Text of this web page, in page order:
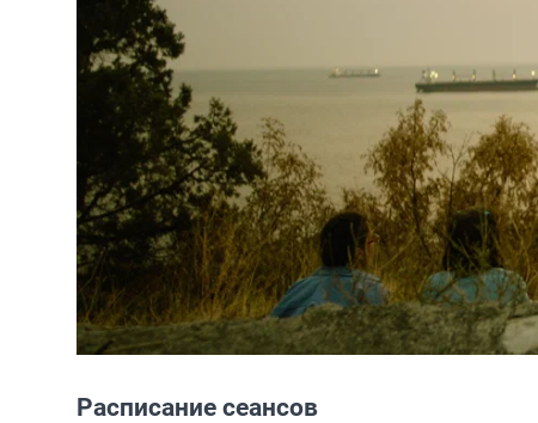
Расписание сеансов